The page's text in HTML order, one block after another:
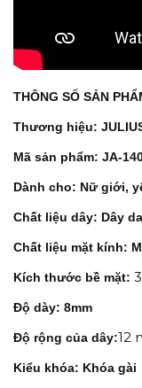
THÔNG SỐ SẢN
Thương hiệu:
Mã sản phẩm: JA-
Dành cho: Nữ giới,
Chất liệu dây: Dây da
Chất liệu mặt kính:
Kích thước bề mặt:
Độ dày: 8mm
Độ rộng của dây:12
Kiểu khóa: Khóa gài